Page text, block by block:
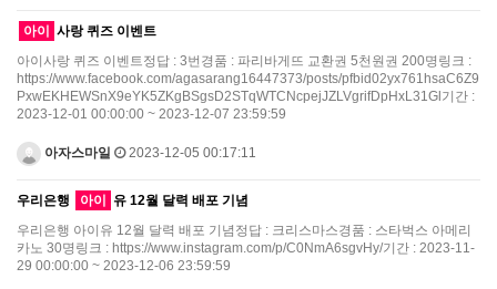
아이 사랑 퀴즈 이벤트
아이사랑 퀴즈 이벤트정답 : 3번경품 : 파리바게뜨 교환권 5천원권 200명링크 :
https://www.facebook.com/agasarang16447373/posts/pfbid02yx761hsaC6Z9
PxwEKHEWSnX9eYK5ZKgBSgsD2STqWTCNcpejJZLVgrifDpHxL31Gl기간 :
2023-12-01 00:00:00 ~ 2023-12-07 23:59:59
아자스마일 2023-12-05 00:17:11
우리은행 아이 유 12월 달력 배포 기념
우리은행 아이유 12월 달력 배포 기념정답 : 크리스마스경품 : 스타벅스 아메리
카노 30명링크 : https://www.instagram.com/p/C0NmA6sgvHy/기간 : 2023-11-
29 00:00:00 ~ 2023-12-06 23:59:59